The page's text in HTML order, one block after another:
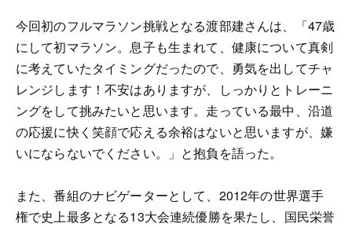
今回初のフルマラソン挑戦となる渡部建さんは、「47歳
にして初マラソン。息子も生まれて、健康について真剣
に考えていたタイミングだったので、勇気を出してチャ
レンジします！不安はありますが、しっかりとトレーニ
ングをして挑みたいと思います。走っている最中、沿道
の応援に快く笑顔で応える余裕はないと思いますが、嫌
いにならないでください。」と抱負を語った。
また、番組のナビゲーターとして、2012年の世界選手
権で史上最多となる13大会連続優勝を果たし、国民栄誉